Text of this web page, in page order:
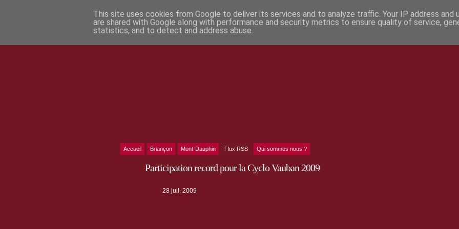
Accueil Briançon Mont-Dauphin Flux RSS Qui sommes nous ?
Participation record pour la Cyclo Vauban 2009
28 juil. 2009
This site uses cookies from Google to deliver its services and to analyze traffic. Your IP address and
are shared with Google along with performance and security metrics to ensure quality of service,
statistics, and to detect and address abuse.